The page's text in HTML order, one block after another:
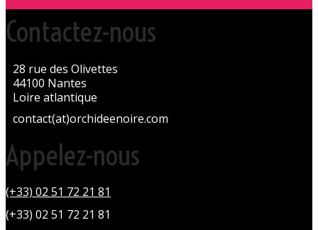
Contactez-nous
28 rue des Olivettes
44100 Nantes
Loire atlantique
contact(at)orchideenoire.com
Appelez-nous
(+33) 02 51 72 21 81
(+33) 02 51 72 21 81